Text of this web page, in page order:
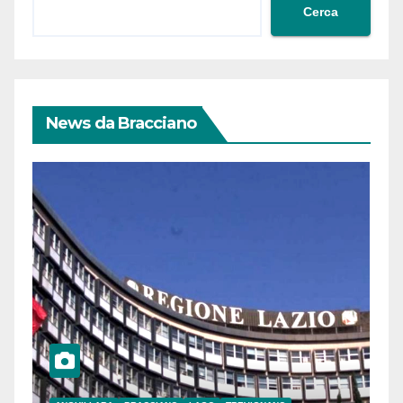
Cerca
News da Bracciano